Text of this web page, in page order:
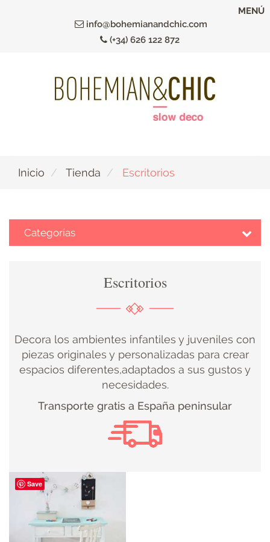
info@bohemianandchic.com
(+34) 626 122 872
MENÚ
Inicio Tienda Escritorios
Categorías
DECOBODAS
RECUPERADO
ILUMINACIÓN
Escritorios
Decora los ambientes infantiles y juveniles con
piezas originales y personalizadas para crear
espacios diferentes,adaptados a sus gustos y
necesidades.
Transporte gratis a España peninsular
Save